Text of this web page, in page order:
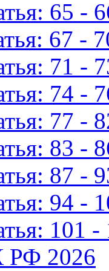
65 -
67 -
71 -
74 -
77 -
83 -
87 -
94 -
101 -
2026